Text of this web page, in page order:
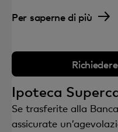
Per saperne di più
Ipoteca
Se trasferite alla
assicurate